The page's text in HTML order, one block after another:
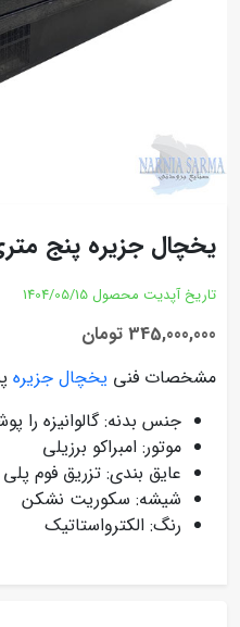
یخچال جزیره پنج
تاریخ آپدیت محصول 1404/05/15
345,000,000 تومان
مشخصات فنی یخچال جزیره
جنس بدنه: گالوانیزه را
موتور: امبراکو برزیلی
عایق بندی: تزریق فوم پلی
شیشه: سکوریت نشکن
رنگ: الکترواستاتیک